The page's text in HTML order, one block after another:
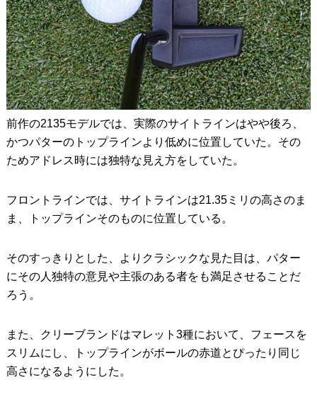
前作の2135モデルでは、実際のサイトラインはやや後ろ、
かつパターのトップラインより低めに位置していた。その
ためアドレス時には独特な見え方をしていた。
フロントラインでは、サイトラインは21.35ミリの高さのま
ま、トップラインそのものに位置している。
そのすっきりとした、よりクラシックな見た目は、パター
にその人独特の意見や主張のある者をも満足させることだ
ろう。
また、クリーブランドはマレット3種において、フェースを
スリムにし、トップラインがボールの赤道とぴったり同じ
高さになるようにした。